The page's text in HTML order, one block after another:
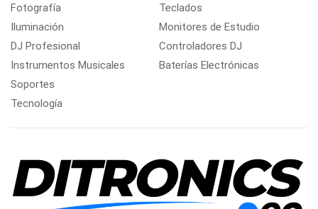
Fotografía
Iluminación
DJ Profesional
Instrumentos Musicales
Soportes
Tecnología
Teclados
Monitores de Estudio
Controladores DJ
Baterías Electrónicas